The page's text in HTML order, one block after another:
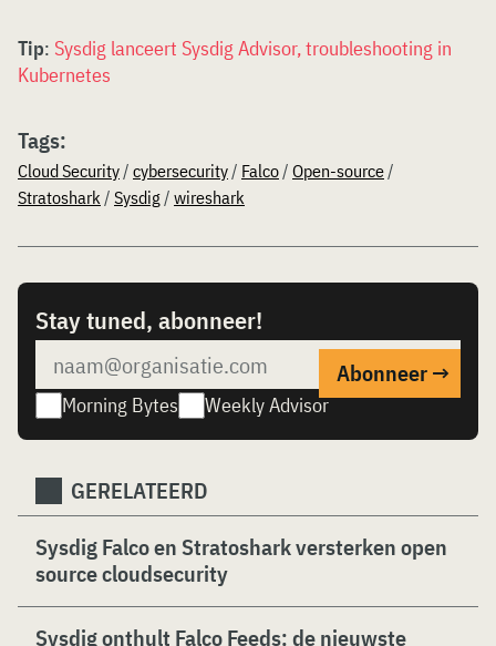
Tip: Sysdig lanceert Sysdig Advisor, troubleshooting in
Kubernetes
Tags:
Cloud Security/ cybersecurity/ Falco/ Open-source/
Stratoshark/ Sysdig/ wireshark
Stay tuned, abonneer!
Morning Bytes Weekly Advisor
GERELATEERD
Sysdig Falco en Stratoshark versterken open
source cloudsecurity
Sysdig onthult Falco Feeds: de nieuwste